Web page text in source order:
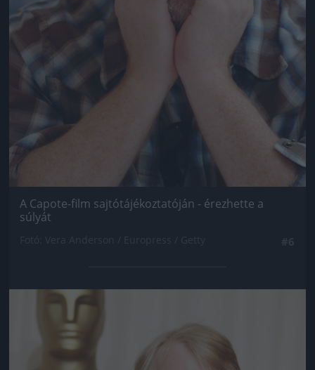
A Capote-film sajtótájékoztatóján - érezhette a
súlyát